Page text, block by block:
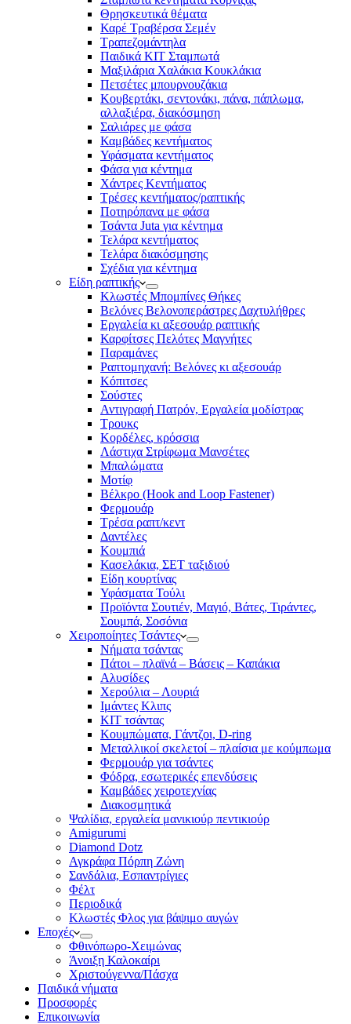
Θρησκευτικά θέματα
Καρέ Τραβέρσα Σεμέν
Τραπεζομάντηλα
Παιδικά KIT Σταμπωτά
Μαξιλάρια Χαλάκια Κουκλάκια
Πετσέτες μπουρνουζάκια
Κουβερτάκι, σεντονάκι, πάνα, πάπλωμα,
αλλαξιέρα, διακόσμηση
Σαλιάρες με φάσα
Καμβάδες κεντήματος
Υφάσματα κεντήματος
Φάσα για κέντημα
Χάντρες Κεντήματος
Τρέσες κεντήματος/ραπτικής
Ποτηρόπανα με φάσα
Τσάντα Juta για κέντημα
Τελάρα κεντήματος
Τελάρα διακόσμησης
Σχέδια για κέντημα
Είδη ραπτικής
Κλωστές Μπομπίνες Θήκες
Βελόνες Βελονοπεράστρες Δαχτυλήθρες
Εργαλεία κι αξεσουάρ ραπτικής
Καρφίτσες Πελότες Μαγνήτες
Παραμάνες
Ραπτομηχανή: Βελόνες κι αξεσουάρ
Κόπιτσες
Σούστες
Αντιγραφή Πατρόν, Εργαλεία μοδίστρας
Τρουκς
Κορδέλες, κρόσσια
Λάστιχα Στρίφωμα Μανσέτες
Μπαλώματα
Mοτίφ
Βέλκρο (Hook and Loop Fastener)
Φερμουάρ
Τρέσα ραπτ/κεντ
Δαντέλες
Κουμπιά
Κασελάκια, ΣΕΤ ταξιδιού
Είδη κουρτίνας
Υφάσματα Τούλι
Προϊόντα Σουτιέν, Μαγιό, Βάτες, Τιράντες,
Σουμπά, Σοσόνια
Χειροποίητες Τσάντες
Νήματα τσάντας
Πάτοι – πλαϊνά – Βάσεις – Καπάκια
Αλυσίδες
Χερούλια – Λουριά
Ιμάντες Κλιπς
ΚΙΤ τσάντας
Κουμπώματα, Γάντζοι, D-ring
Μεταλλικοί σκελετοί – πλαίσια με κούμπωμα
Φερμουάρ για τσάντες
Φόδρα, εσωτερικές επενδύσεις
Καμβάδες χειροτεχνίας
Διακοσμητικά
Ψαλίδια, εργαλεία μανικιούρ πεντικιούρ
Amigurumi
Diamond Dotz
Αγκράφα Πόρπη Ζώνη
Σανδάλια, Εσπαντρίγιες
Φέλτ
Περιοδικά
Κλωστές Φλος για βάψιμο αυγών
Εποχές
Φθινόπωρο-Χειμώνας
Άνοιξη Καλοκαίρι
Χριστούγεννα/Πάσχα
Παιδικά νήματα
Προσφορές
Επικοινωνία